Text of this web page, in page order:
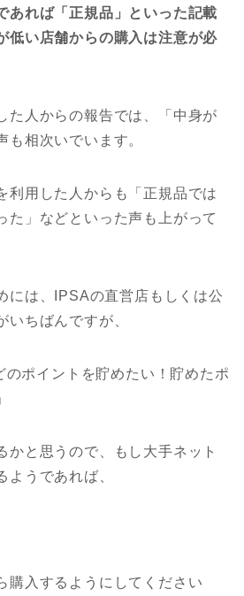
あれば「正規品」といった記載
低い店舗からの購入は注意が必
た人からの報告では、「中身が
も相次いでいます。
利用した人からも「正規品では
た」などといった声も上がって
には、IPSAの直営店もしくは公
いちばんですが、
のポイントを貯めたい！貯めたポ
かと思うので、もし大手ネット
ようであれば、
購入するようにしてください